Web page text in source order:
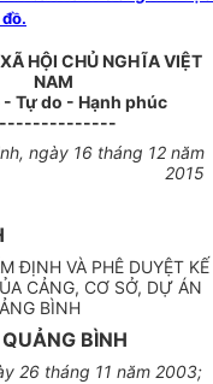
HỘI CHỦ NGHĨA VIỆT
NAM
Tự do - Hạnh phúc
ngày 16 tháng 12 năm
2015
ĐỊNH VÀ PHÊ DUYỆT KẾ
CẢNG, CƠ SỞ, DỰ ÁN
BÌNH
BÌNH
26 tháng 11 năm 2003;